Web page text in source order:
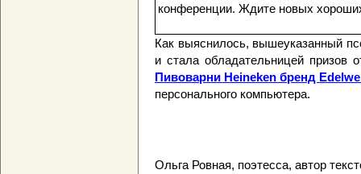
конференции. Ждите новых
Как выяснилось, вышеуказанный
и стала обладательницей призов
Пивоварни Heineken бренд
персонального компьютера.
Ольга Ровная, поэтесса, автор